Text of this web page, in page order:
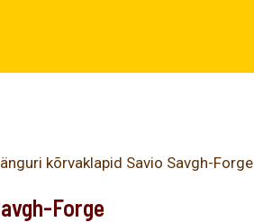
kõrvaklapid Savio Savgh-Forge
Forge